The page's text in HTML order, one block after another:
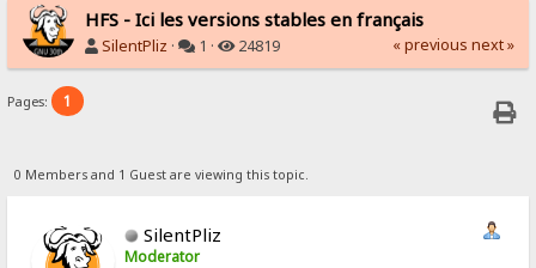
HFS - Ici les versions stables en français
SilentPliz · 1 · 24819 « previous next »
Pages: 1
0 Members and 1 Guest are viewing this topic.
SilentPliz
Moderator